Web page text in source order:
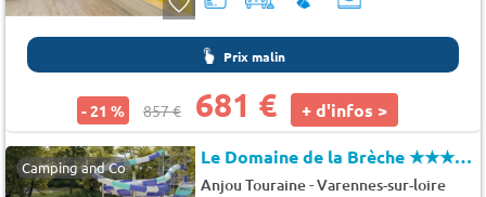
Prix malin
- 21 % 857 € 681 € + d'infos >
Camping and Co Le Domaine de la Brèche★★★★★
Anjou Touraine-Varennes-sur-loire